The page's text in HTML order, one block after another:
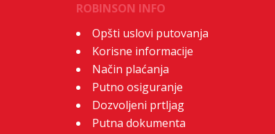
ROBINSON INFO
Opšti uslovi putovanja
Korisne informacije
Način plaćanja
Putno osiguranje
Dozvoljeni prtljag
Putna dokumenta